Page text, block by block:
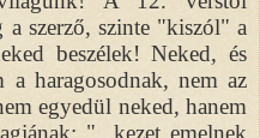
a szerző, szinte "kiszól" a
beszélek! Neked, és
a haragosodnak, nem az
egyedül neked, hanem
"...kezet emelnek